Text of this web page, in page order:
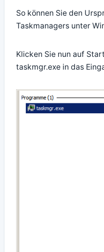
So können Sie den
Taskmanagers unter
Klicken Sie nun auf
taskmgr.exe in das